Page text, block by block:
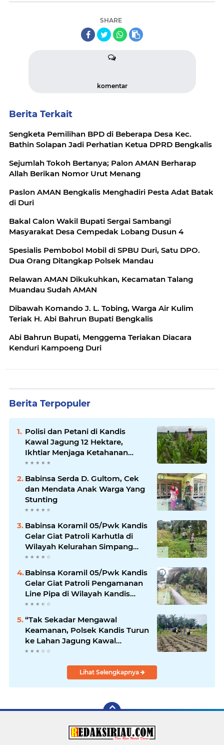
SHARE
komentar
Berita Terkait
Sengketa Pemilihan BPD di Beberapa Desa Kec.
Bathin Solapan Jadi Perhatian Ketua DPRD Bengkalis
Sejumlah Tokoh Bertanya; Palon AMAN Berharap
Allah Berikan Nomor Urut Menang
Paslon AMAN Bengkalis Menghadiri Pesta Adat Batak
di Duri
Bakal Calon Wakil Bupati Sergai Sambangi
Masyarakat Desa Cempedak Lobang Dusun 4
Spesialis Pembobol Mobil di SPBU Duri, Satu DPO.
Dua Orang Ditangkap Polsek Mandau
Relawan AMAN Dikukuhkan, Kecamatan Talang
Muandau Sudah AMAN
Dibawah Komando J. L. Tobing, Warga Air Kulim
Teriak H. Abi Bahrun Bupati Bengkalis
Abi Bahrun Bupati, Menggema Teriakan Diacara
Kenduri Kampoeng Duri
Berita Terpopuler
Polisi dan Petani di Kandis
Kawal Jagung 12 Hektare,
Ikhtiar Menjaga Ketahanan
Pangan
Babinsa Serda D. Gultom, Cek
dan Mendata Anak Warga Yang
Stunting
Babinsa Koramil 05/Pwk Kandis
Gelar Giat Patroli Karhutla di
Wilayah Kelurahan Simpang
Belutu
Babinsa Koramil 05/Pwk Kandis
Gelar Giat Patroli Pengamanan
Line Pipa di Wilayah Kandis
Kandis
“Tak Sekadar Mengawal
Keamanan, Polsek Kandis Turun
ke Lahan Jagung Kawal
Ketahanan Pangan
Lihat Selengkapnya